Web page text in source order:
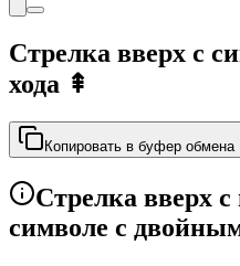
Стрелка вверх с
хода ⇞
Копировать в буфер обмена
Стрелка вверх
символе с